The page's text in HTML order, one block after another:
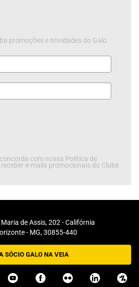
promoções e novidades do Galo
com nossa Política de
e-mails promocionais do Clube
de Assis, 202 - Califórnia
- MG, 30855-440
SÓCIO GALO NA VEIA